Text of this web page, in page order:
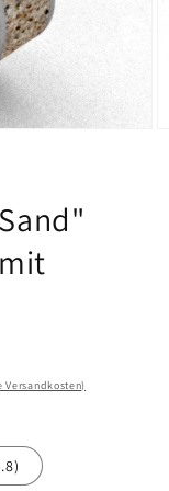
Versandkosten)